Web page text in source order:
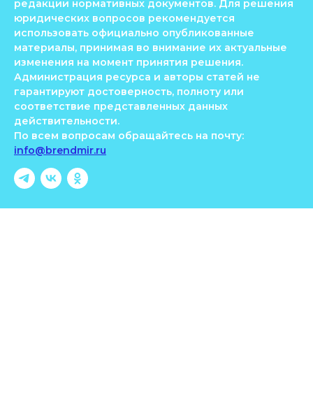
редакции нормативных документов. Для решения
юридических вопросов рекомендуется
использовать официально опубликованные
материалы, принимая во внимание их актуальные
изменения на момент принятия решения.
Администрация ресурса и авторы статей не
гарантируют достоверность, полноту или
соответствие представленных данных
действительности.
По всем вопросам обращайтесь на почту:
info@brendmir.ru